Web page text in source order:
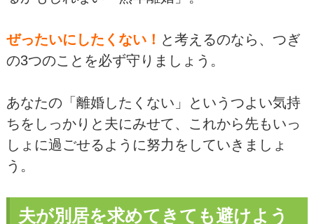
ぜったいにしたくない！ と考えるのなら、つぎ
の3つのことを必ず守りましょう。
あなたの「離婚したくない」というつよい気持
ちをしっかりと夫にみせて、これから先もいっ
しょに過ごせるように努力をしていきましょ
う。
夫が別居を求めてきても避けよう